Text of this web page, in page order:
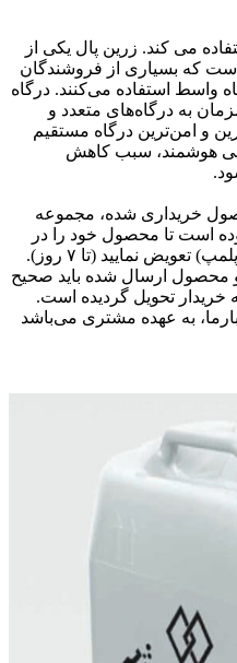
می کند. زرین پال یکی از
که بسیاری از فروشندگان
واسط استفاده می‌کنند. درگاه
به درگاه‌های متعدد و
و امن‌ترین درگاه مستقیم
هوشمند، سبب کاهش
خریداری شده، مجموعه
است تا محصول خود را در
صورت خارج ننمودن از بسته‌بندی (پلمپ) تعویض نمایید (تا ۷ روز).
و محصول ارسال شده باید صحیح
تحویل گردیده است.
به عهده مشتری می‌باشد